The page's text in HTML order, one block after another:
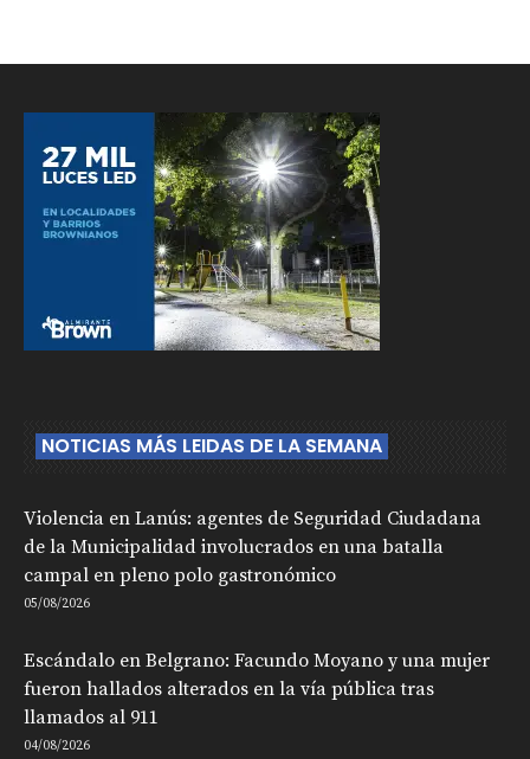
NOTICIAS MÁS LEIDAS DE LA SEMANA
Violencia en Lanús: agentes de Seguridad Ciudadana
de la Municipalidad involucrados en una batalla
campal en pleno polo gastronómico
05/08/2026
Escándalo en Belgrano: Facundo Moyano y una mujer
fueron hallados alterados en la vía pública tras
llamados al 911
04/08/2026